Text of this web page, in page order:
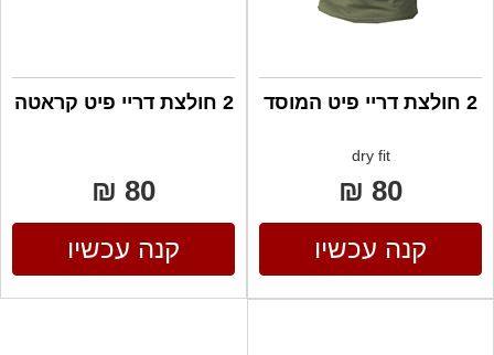
2 חולצת דריי פיט המוסד
dry fit
80 ₪
קנה עכשיו
2 חולצת דריי פיט קראטה
80 ₪
קנה עכשיו